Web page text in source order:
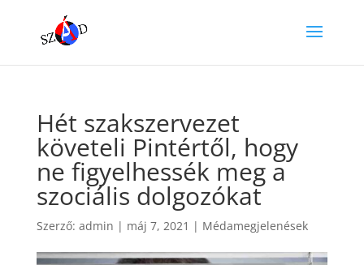
Hét szakszervezet
követeli Pintértől, hogy
ne figyelhessék meg a
szociális dolgozókat
Szerző: admin | máj 7, 2021 | Médamegjelenések